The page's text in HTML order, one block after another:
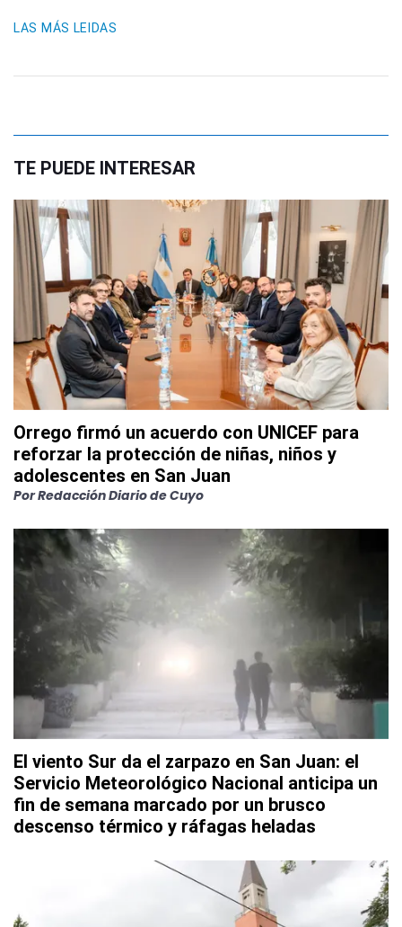
LAS MÁS LEIDAS
TE PUEDE INTERESAR
Orrego firmó un acuerdo con UNICEF para
reforzar la protección de niñas, niños y
adolescentes en San Juan
PorRedacción Diario de Cuyo
El viento Sur da el zarpazo en San Juan: el
Servicio Meteorológico Nacional anticipa un
fin de semana marcado por un brusco
descenso térmico y ráfagas heladas